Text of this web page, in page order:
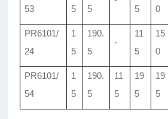
53
5
5
5
0
PR6101/
24
1
5
190.
5
-
11
5
15
0
PR6101/
54
1
5
190.
5
11
5
19
5
19
5